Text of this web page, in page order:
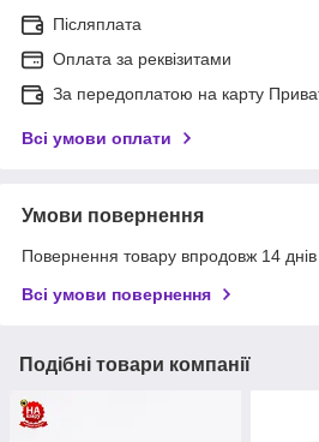
Післяплата
Оплата за реквізитами
За передоплатою на карту
Всі умови оплати
Умови повернення
Повернення товару впродовж 14
Всі умови повернення
Подібні товари компанії